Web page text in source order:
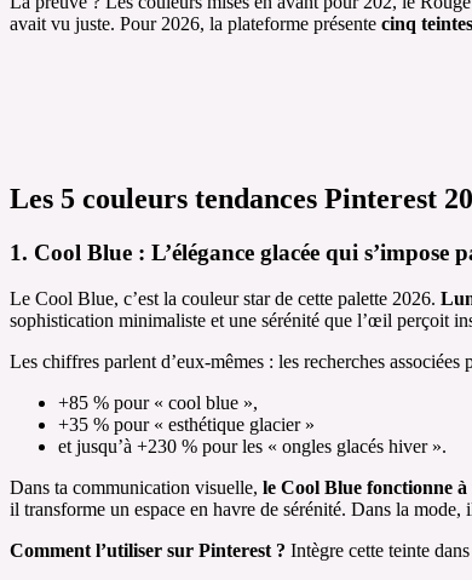
avait vu juste. Pour 2026, la plateforme présente cinq teintes
Les 5 couleurs tendances Pinterest
1. Cool Blue : L’élégance glacée qui s’impose
Le Cool Blue, c’est la couleur star de cette palette 2026.
sophistication minimaliste et une sérénité que l’œil perçoit
Les chiffres parlent d’eux-mêmes : les recherches associées
+85 % pour « cool blue »,
+35 % pour « esthétique glacier »
et jusqu’à +230 % pour les « ongles glacés hiver ».
Dans ta communication visuelle, le Cool Blue fonctionne
il transforme un espace en havre de sérénité. Dans la
Comment l’utiliser sur Pinterest ? Intègre cette teinte